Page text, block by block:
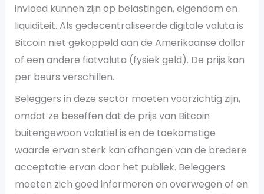
invloed kunnen zijn op belastingen, eigendom en
liquiditeit. Als gedecentraliseerde digitale valuta is
Bitcoin niet gekoppeld aan de Amerikaanse dollar
of een andere fiatvaluta (fysiek geld). De prijs kan
per beurs verschillen.
Beleggers in deze sector moeten voorzichtig zijn,
omdat ze beseffen dat de prijs van Bitcoin
buitengewoon volatiel is en de toekomstige
waarde ervan sterk kan afhangen van de bredere
acceptatie ervan door het publiek. Beleggers
moeten zich goed informeren en overwegen of en